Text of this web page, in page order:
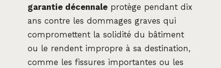
garantie décennale protège pendant dix
ans contre les dommages graves qui
compromettent la solidité du bâtiment
ou le rendent impropre à sa destination,
comme les fissures importantes ou les